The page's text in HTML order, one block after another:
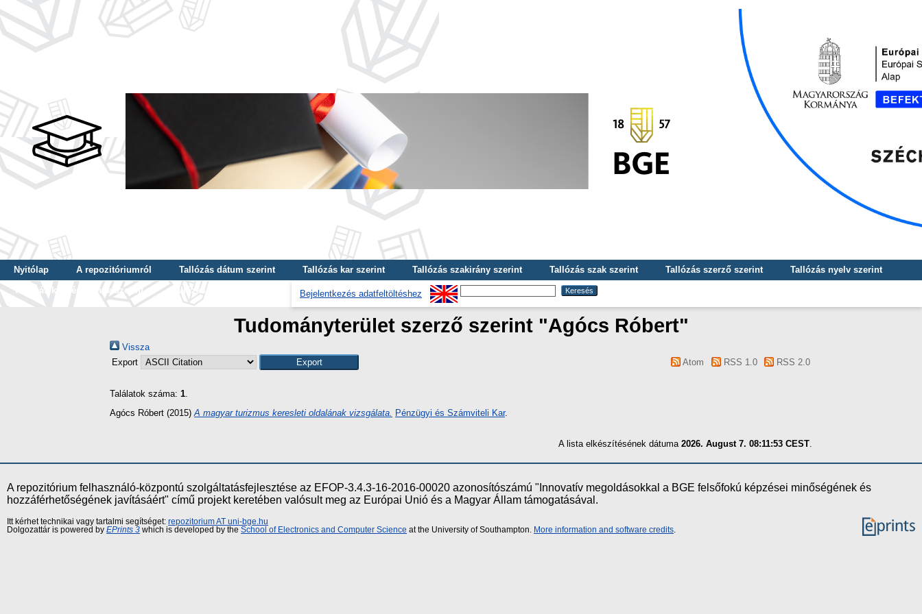
Nyitólap A repozitóriumról Tallózás dátum szerint Tallózás kar szerint Tallózás szakirány szerint Tallózás szak szerint Tallózás szerző szerint
Tallózás nyelv szerint
Tallózás képzés szintje szerint
Tallózás kulcsszó szerint Bejelentkezés adatfeltöltéshez
Tudományterület szerző szerint "Agócs Róbert"
Vissza
Export
Atom RSS 1.0 RSS 2.0
Találatok száma: 1.
Agócs Róbert (2015) A magyar turizmus keresleti oldalának vizsgálata. Pénzügyi és Számviteli Kar.
A lista elkészítésének dátuma 2026. August 7. 08:11:53 CEST
A repozitórium felhasználó-központú szolgáltatásfejlesztése az EFOP-3.4.3-16-2016-00020 azonosítószámú "Innovatív megoldásokkal a BGE felsőfokú képzései minőségének és
hozzáférhetőségének javításáért" című projekt keretében valósult meg az Európai Unió és a Magyar Állam támogatásával.
Itt kérhet technikai vagy tartalmi segítséget: repozitorium AT uni-bge.hu
Dolgozattár is powered by EPrints 3 which is developed by the School of Electronics and Computer Science at the University of Southampton. More information and software credits